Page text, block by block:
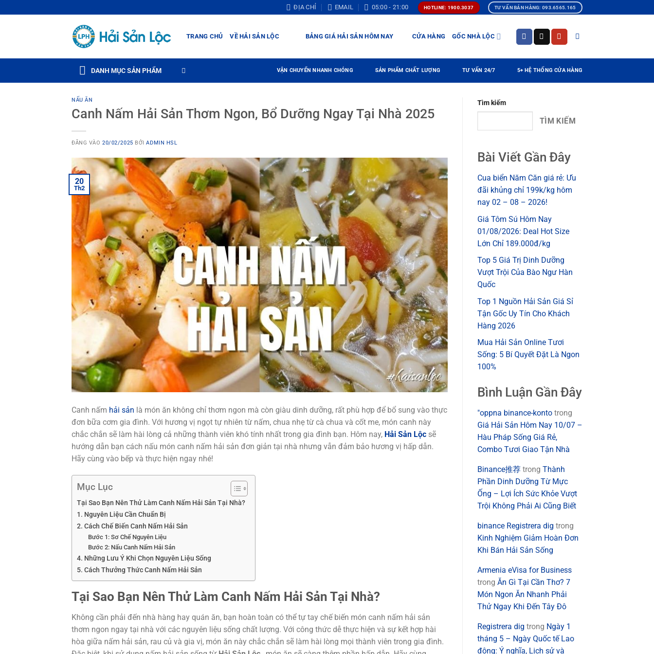
qua
ĐỊA CHỈ EMAIL 05:00 - 21:00 HOTLINE: 1900.3037 TƯ VẤN BÁN HÀNG: 093.6565.165
TRANG CHỦ VỀ HẢI SẢN LỘC BẢNG GIÁ HẢI SẢN HÔM NAY CỬA HÀNG GỐC NHÀ LỘC
DANH MỤC SẢN PHẨM VẬN CHUYỂN NHANH CHÓNG SẢN PHẨM CHẤT LƯỢNG TƯ VẤN 24/7 5+ HỆ THỐNG CỬA HÀNG
NẤU ĂN
Canh Nấm Hải Sản Thơm Ngon, Bổ Dưỡng Ngay Tại Nhà 2025
ĐĂNG VÀO20/02/2025 BỞIADMIN HSL
20
Th2
Canh nấm hải sản là món ăn không chỉ thơm ngon mà còn giàu dinh dưỡng, rất phù hợp để bổ sung vào thực
đơn bữa cơm gia đình. Với hương vị ngọt tự nhiên từ nấm, chua nhẹ từ cà chua và cốt me, món canh này
chắc chắn sẽ làm hài lòng cả những thành viên khó tính nhất trong gia đình bạn. Hôm nay, Hải Sản Lộc sẽ
hướng dẫn bạn cách nấu món canh nấm hải sản đơn giản tại nhà nhưng vẫn đảm bảo hương vị hấp dẫn.
Hãy cùng vào bếp và thực hiện ngay nhé!
Mục Lục
Tại Sao Bạn Nên Thử Làm Canh Nấm Hải Sản Tại Nhà?
1. Nguyên Liệu Cần Chuẩn Bị
2. Cách Chế Biến Canh Nấm Hải Sản
Bước 1: Sơ Chế Nguyên Liệu
Bước 2: Nấu Canh Nấm Hải Sản
4. Những Lưu Ý Khi Chọn Nguyên Liệu Sống
5. Cách Thưởng Thức Canh Nấm Hải Sản
Tại Sao Bạn Nên Thử Làm Canh Nấm Hải Sản Tại Nhà?
Không cần phải đến nhà hàng hay quán ăn, bạn hoàn toàn có thể tự tay chế biến món canh nấm hải sản
thơm ngon ngay tại nhà với các nguyên liệu sống chất lượng. Với công thức dễ thực hiện và sự kết hợp hài
hòa giữa nấm hải sản, rau củ và gia vị, món ăn này chắc chắn sẽ làm hài lòng mọi thành viên trong gia đình.
Tìm kiếm
TÌM KIẾM
Bài Viết Gần Đây
Cua biển Năm Căn giá rẻ: Ưu
đãi khủng chỉ 199k/kg hôm
nay 02 – 08 – 2026!
Giá Tôm Sú Hôm Nay
01/08/2026: Deal Hot Size
Lớn Chỉ 189.000đ/kg
Top 5 Giá Trị Dinh Dưỡng
Vượt Trội Của Bào Ngư Hàn
Quốc
Top 1 Nguồn Hải Sản Giá Sỉ
Tận Gốc Uy Tín Cho Khách
Hàng 2026
Mua Hải Sản Online Tươi
Sống: 5 Bí Quyết Đặt Là Ngon
100%
Bình Luận Gần Đây
"oppna binance-kontotrong
Giá Hải Sản Hôm Nay 10/07 –
Hàu Pháp Sống Giá Rẻ,
Combo Tươi Giao Tận Nhà
Binance推荐trong Thành
Phần Dinh Dưỡng Từ Mực
Ống – Lợi Ích Sức Khỏe Vượt
Trội Không Phải Ai Cũng Biết
binance Registrera dig trong
Kinh Nghiệm Giảm Hoàn Đơn
Khi Bán Hải Sản Sống
Armenia eVisa for Business
trong Ăn Gì Tại Cần Thơ? 7
Món Ngon Ăn Nhanh Phải
Thử Ngay Khi Đến Tây Đô
Registrera dig trong Ngày 1
tháng 5 – Ngày Quốc tế Lao
động: Ý nghĩa, Lịch sử và